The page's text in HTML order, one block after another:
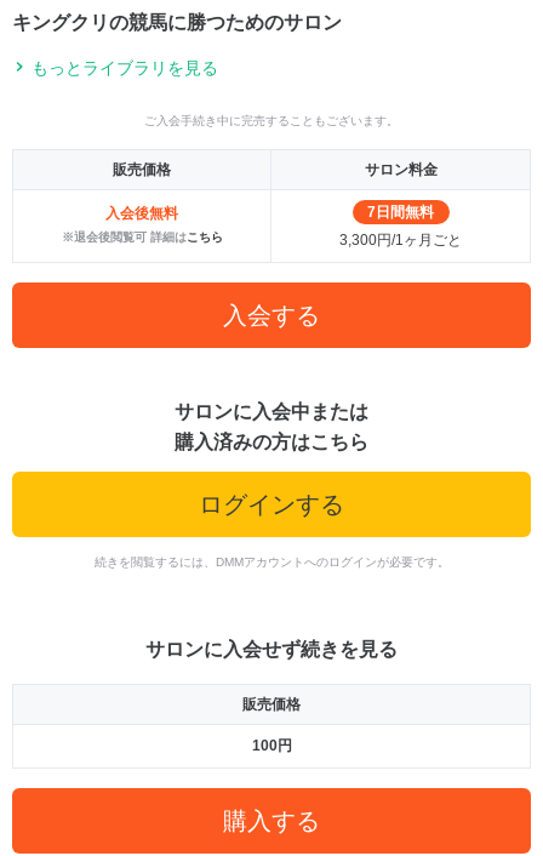
キングクリの競馬に勝つためのサロン
もっとライブラリを見る
ご入会手続き中に完売することもございます。
販売価格 サロン料金
入会後無料
※退会後閲覧可 詳細はこちら
7日間無料
3,300円/1ヶ月ごと
入会する
サロンに入会中または
購入済みの方はこちら
ログインする
続きを閲覧するには、DMMアカウントへのログインが必要です。
サロンに入会せず続きを見る
販売価格
100円
購入する